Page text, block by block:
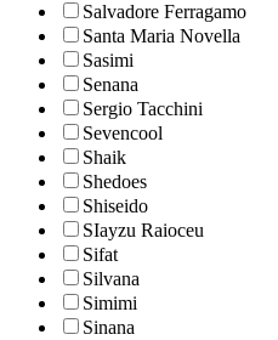
Salvadore Ferragamo
Santa Maria Novella
Sasimi
Senana
Sergio Tacchini
Sevencool
Shaik
Shedoes
Shiseido
SIayzu Raioceu
Sifat
Silvana
Simimi
Sinana